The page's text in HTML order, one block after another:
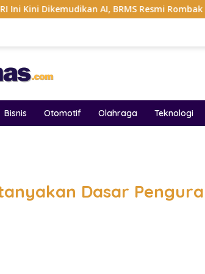
AI, BRMS Resmi Rombak Total
Bisnis Otomotif Olahraga Teknologi
Dasar